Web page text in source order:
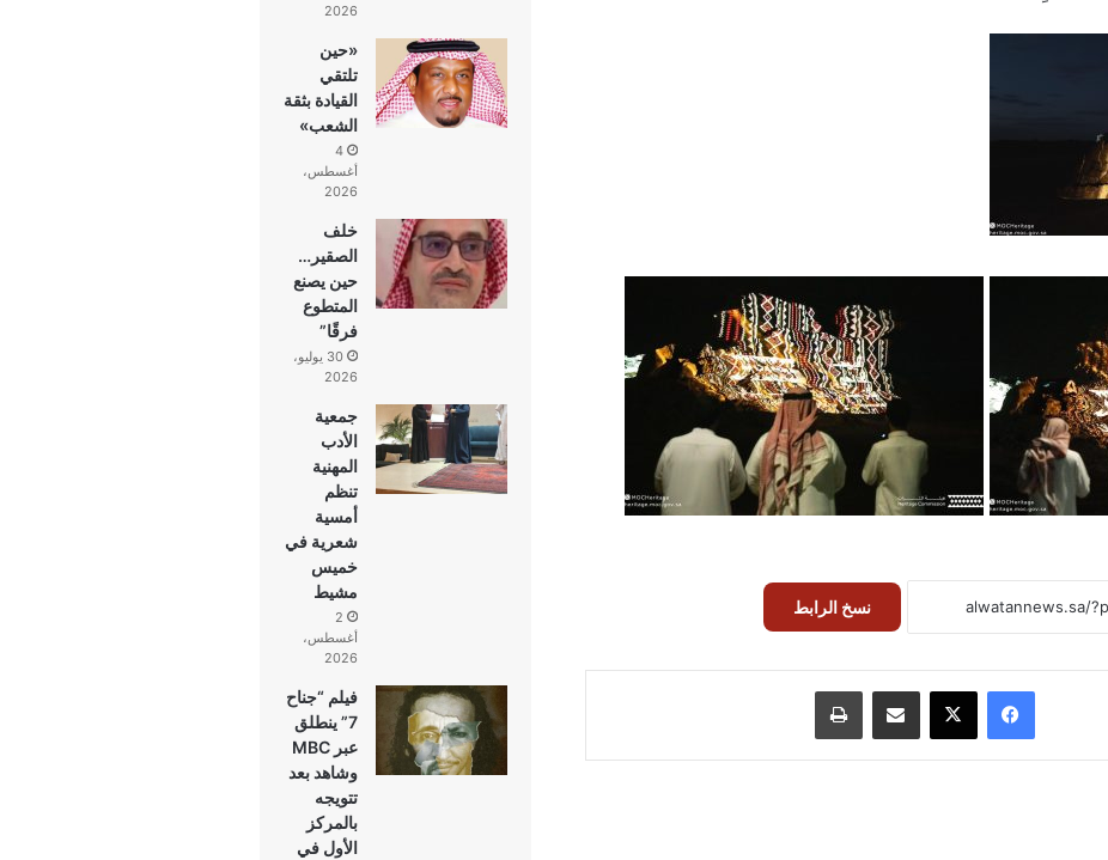
نسخ الرابط
فيسبوك ‫X مشاركة عبر البريد طباعة
2026
«حين
تلتقي
القيادة بثقة
الشعب»
4
أغسطس،
2026
خلف
الصقير…
حين يصنع
المتطوع
فرقًا”
30 يوليو،
2026
جمعية
الأدب
المهنية
تنظم
أمسية
شعرية في
خميس
مشيط
2
أغسطس،
2026
فيلم “جناح
7” ينطلق
عبر MBC
وشاهد بعد
تتويجه
بالمركز
الأول في